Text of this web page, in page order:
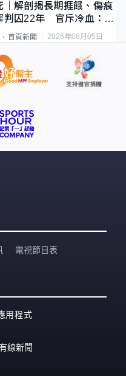
｜解剖揭長期捱餓、傷痕
囚22年 官斥冷血：同
首頁新聞 2026年08月05日
電視節目表
用程式
線新聞